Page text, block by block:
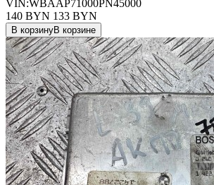
VIN:WBAAP71000PN45000
140 BYN 133 BYN
В корзинуВ корзине